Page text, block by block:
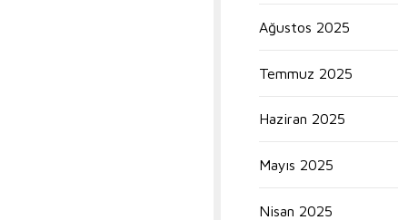
Ağustos 2025
Temmuz 2025
Haziran 2025
Mayıs 2025
Nisan 2025